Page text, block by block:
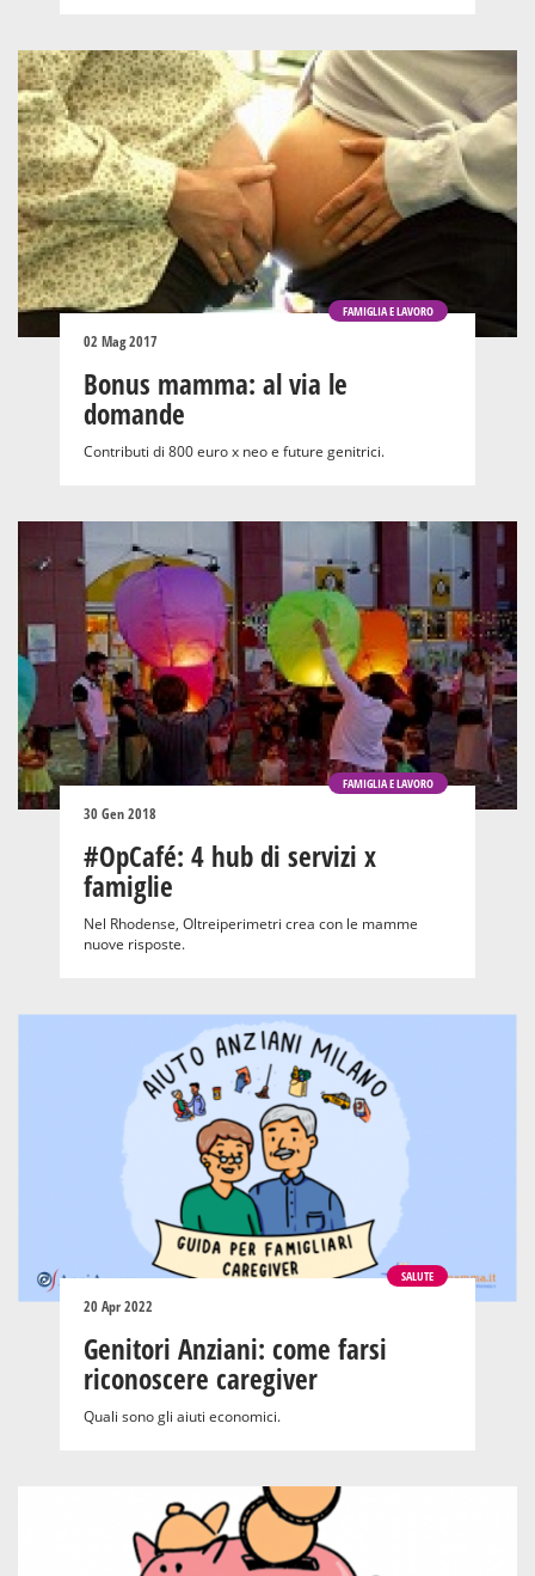
FAMIGLIA E LAVORO
02 Mag 2017
Bonus mamma: al via le
domande
Contributi di 800 euro x neo e future genitrici.
FAMIGLIA E LAVORO
30 Gen 2018
#OpCafé: 4 hub di servizi x
famiglie
Nel Rhodense, Oltreiperimetri crea con le mamme
nuove risposte.
SALUTE
20 Apr 2022
Genitori Anziani: come farsi
riconoscere caregiver
Quali sono gli aiuti economici.